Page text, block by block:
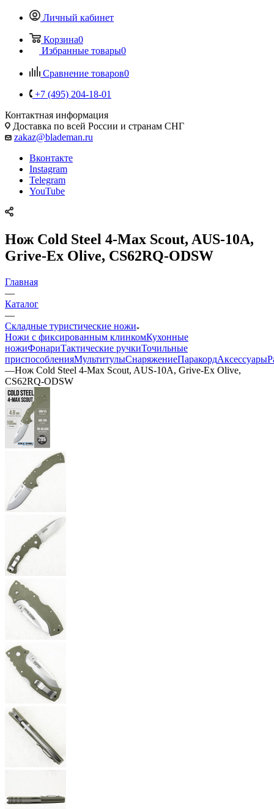
Личный кабинет
Корзина0
Избранные товары0
Сравнение товаров0
+7 (495) 204-18-01
Контактная информация
Доставка по всей России и странам СНГ
zakaz@blademan.ru
Вконтакте
Instagram
Telegram
YouTube
Нож Cold Steel 4-Max Scout, AUS-10A,
Grive-Ex Olive, CS62RQ-ODSW
Главная
—
Каталог
—
Складные туристические ножи
Ножи с фиксированным клинкомКухонные
ножиФонариТактические ручкиТочильные
приспособленияМультитулыСнаряжениеПаракордАксессуары
—Нож Cold Steel 4-Max Scout, AUS-10A, Grive-Ex Olive,
CS62RQ-ODSW